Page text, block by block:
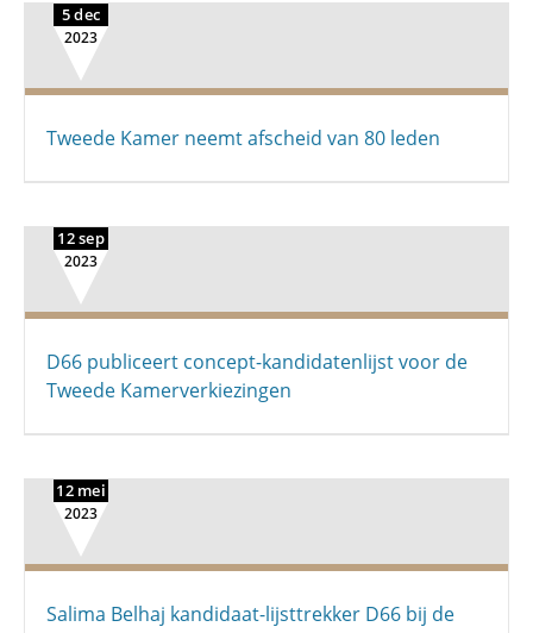
5 dec
2023
Tweede Kamer neemt afscheid van 80 leden
12 sep
2023
D66 publiceert concept-kandidatenlijst voor de
Tweede Kamerverkiezingen
12 mei
2023
Salima Belhaj kandidaat-lijsttrekker D66 bij de